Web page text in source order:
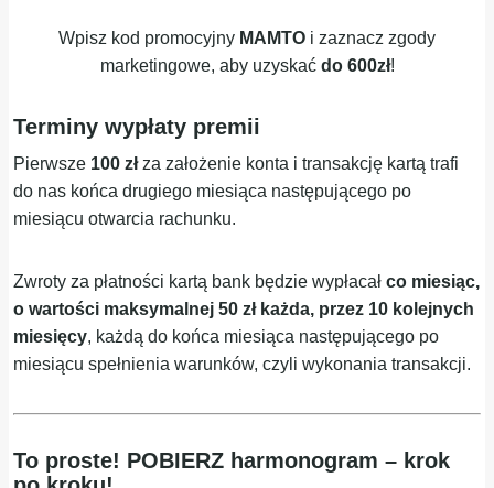
Wpisz kod promocyjny MAMTO i zaznacz zgody
marketingowe, aby uzyskać do 600zł!
Terminy wypłaty premii
Pierwsze 100 złza założenie konta i transakcję kartą trafi
do nas końca drugiego miesiąca następującego po
miesiącu otwarcia rachunku.
Zwroty za płatności kartą bank będzie wypłacałco miesiąc,
o wartości maksymalnej 50 zł każda, przez 10 kolejnych
miesięcy, każdą do końca miesiąca następującego po
miesiącu spełnienia warunków, czyli wykonania transakcji.
To proste! POBIERZ harmonogram – krok